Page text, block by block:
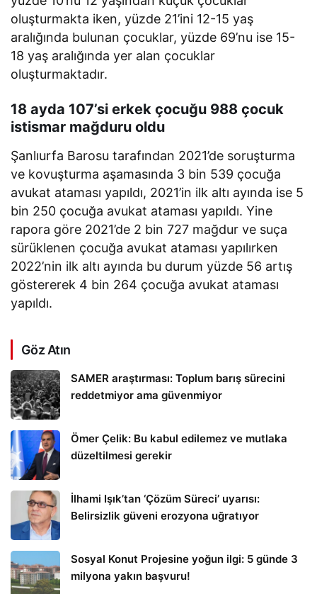
oluşturmakta iken, yüzde 21’ini 12-15 yaş
aralığında bulunan çocuklar, yüzde 69’nu ise 15-
18 yaş aralığında yer alan çocuklar
oluşturmaktadır.
18 ayda 107’si erkek çocuğu 988 çocuk
istismar mağduru oldu
Şanlıurfa Barosu tarafından 2021’de soruşturma
ve kovuşturma aşamasında 3 bin 539 çocuğa
avukat ataması yapıldı, 2021’in ilk altı ayında ise 5
bin 250 çocuğa avukat ataması yapıldı. Yine
rapora göre 2021’de 2 bin 727 mağdur ve suça
sürüklenen çocuğa avukat ataması yapılırken
2022’nin ilk altı ayında bu durum yüzde 56 artış
göstererek 4 bin 264 çocuğa avukat ataması
yapıldı.
Göz Atın
SAMER araştırması: Toplum barış sürecini
reddetmiyor ama güvenmiyor
Ömer Çelik: Bu kabul edilemez ve mutlaka
düzeltilmesi gerekir
İlhami Işık’tan ‘Çözüm Süreci’ uyarısı:
Belirsizlik güveni erozyona uğratıyor
Sosyal Konut Projesine yoğun ilgi: 5 günde 3
milyona yakın başvuru!